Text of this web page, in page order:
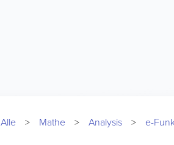
Alle Mathe Analysis e-